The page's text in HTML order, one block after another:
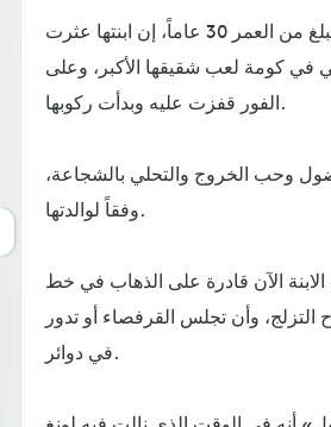
وقالت الأم، التي تبلغ من العمر 30 عاماً، إن ابنتها عثرت
في كومة لعب شقيقها الأكبر، وعلى
الفور قفزت عليه وبدأت ركوبها.
وحب الخروج والتحلي بالشجاعة،
وفقاً لوالدتها.
الابنة الآن قادرة على الذهاب في خط
وأن تجلس القرفصاء أو تدور
في دوائر.